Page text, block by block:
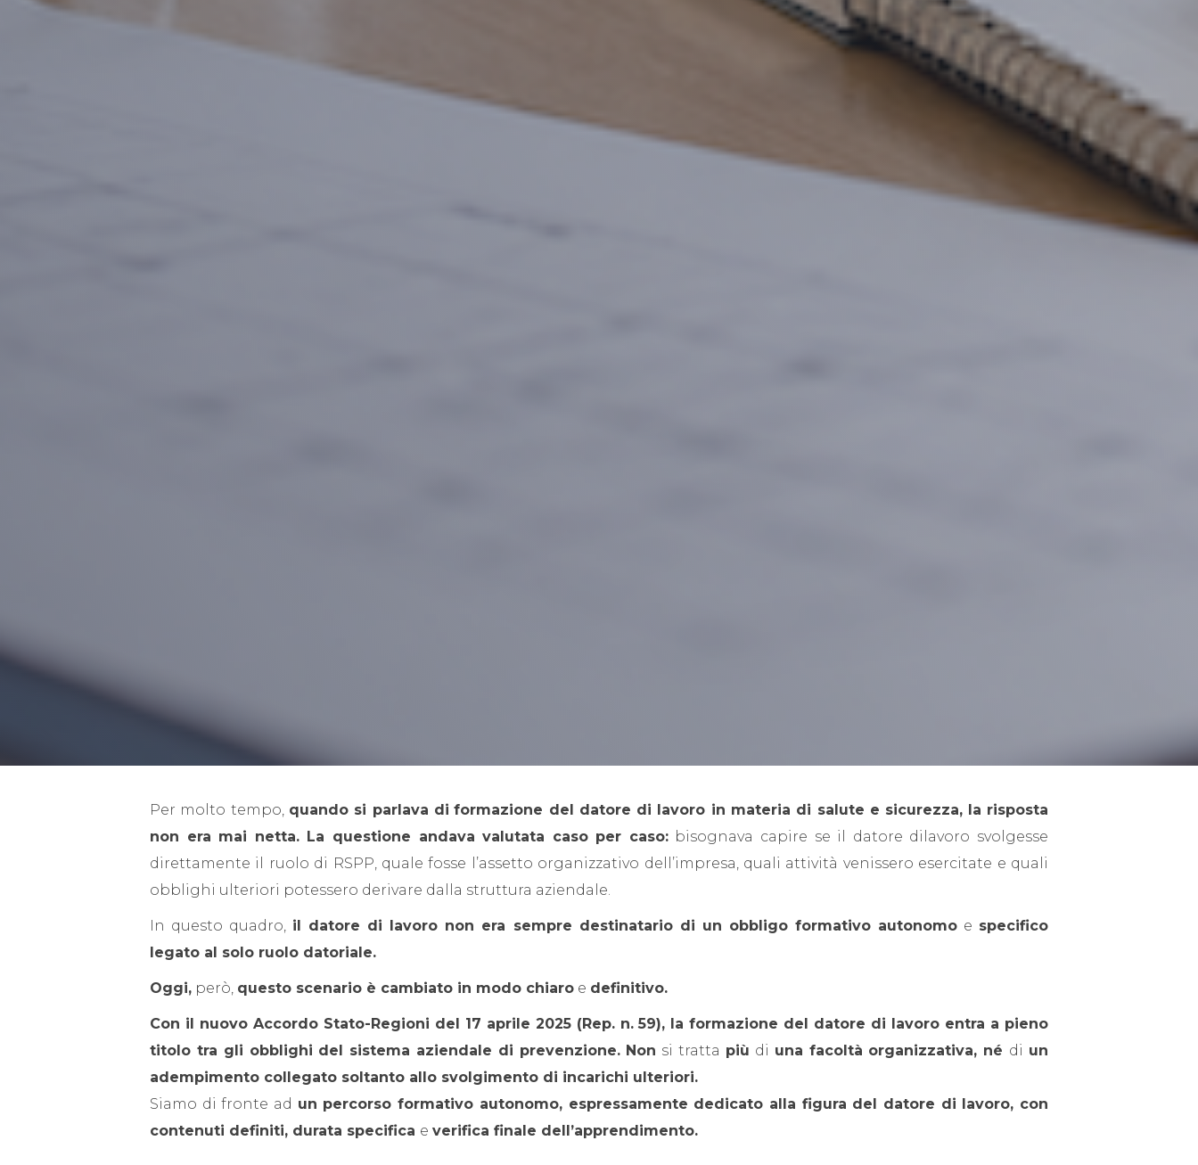
Per molto tempo, quando si parlava di formazione del datore di lavoro in materia di salute e sicurezza, la risposta
non era mai netta. La questione andava valutata caso per caso:bisognava capire se il datore dilavoro svolgesse
direttamente il ruolo di RSPP, quale fosse l’assetto organizzativo dell’impresa, quali attività venissero esercitate e quali
obblighi ulteriori potessero derivare dalla struttura aziendale.
In questo quadro, il datore di lavoro non era sempre destinatario di un obbligo formativo autonomoe specifico
legato al solo ruolo datoriale.
Oggi, però, questo scenario è cambiato in modo chiaro e definitivo.
Con il nuovo Accordo Stato-Regioni del 17 aprile 2025 (Rep. n. 59), la formazione del datore di lavoro entra a pieno
titolo tra gli obblighi del sistema aziendale di prevenzione. Non si tratta più di una facoltà organizzativa, né di un
adempimento collegato soltanto allo svolgimento di incarichi ulteriori.
Siamo di fronte ad un percorso formativo autonomo, espressamente dedicato alla figura del datore di lavoro, con
contenuti definiti, durata specifica e verifica finale dell’apprendimento.